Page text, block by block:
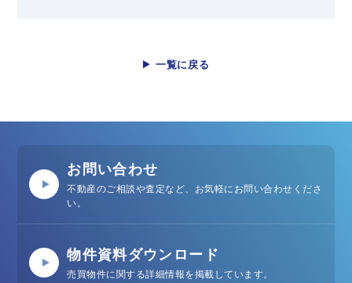
一覧に戻る
お問い合わせ
不動産のご相談や査定など、お気軽にお問い合わせくださ
い。
物件資料ダウンロード
売買物件に関する詳細情報を掲載しています。